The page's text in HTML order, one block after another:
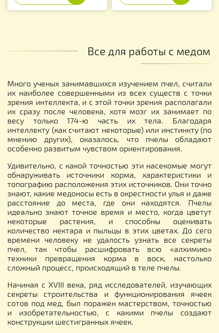
Все для работы с медом
Много ученых занимавшихся изучением пчел, считали
их наиболее совершенными из всех существ с точки
зрения интеллекта, и с этой точки зрения располагали
их сразу после человека, хотя мозг их занимает по
весу только 174-ю часть их тела. Благодаря
интеллекту (как считают некоторые) или инстинкту (по
мнению других), оказалось, что пчелы обладают
особенно развитым чувством ориентирования.
Удивительно, с какой точностью эти насекомые могут
обнаруживать источники корма, характеристики и
топографию расположения этих источников. Они точно
знают, какие медоносы есть в окрестности улья и даже
расстояние до места, где они находятся. Пчелы
идеально знают точное время и место, когда цветут
некоторые растения, и способны оценивать
количество нектара и пыльцы в этих цветах. До сего
времени человеку не удалость узнать все секреты
пчел, так чтобы расшифровать всю «алхимию»
техники превращения корма в воск, настолько
сложный процесс, происходящий в теле пчелы.
Начиная с XVIII века, ряд исследователей, изучающих
секреты строительства и функционирования ячеек
сотов под мед, был поражен мастерством, точностью
и изобретательностью, с какими пчелы создают
конструкции шестигранных ячеек.